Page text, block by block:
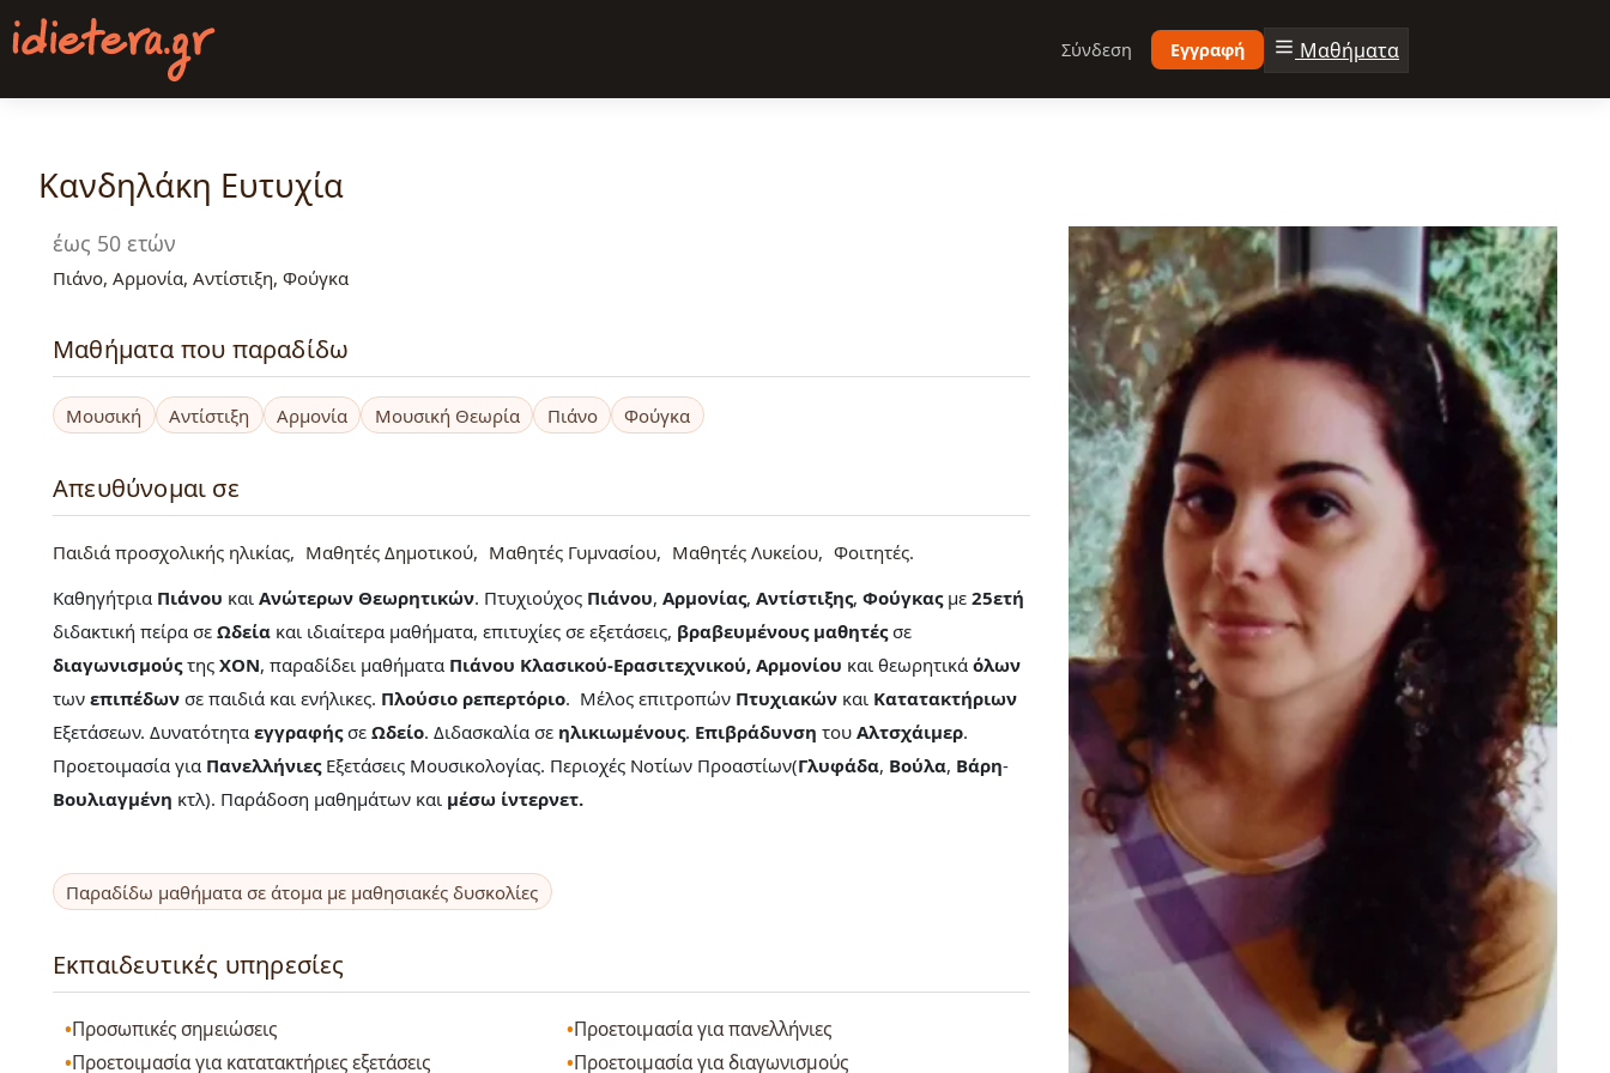
Παράκαμψη
προς
κυρίως
Σύνδεση Εγγραφή Μαθήματα
Κανδηλάκη Ευτυχία
έως 50 ετών
Πιάνο, Αρμονία, Αντίστιξη, Φούγκα
Μαθήματα που παραδίδω
Μουσική Αντίστιξη Αρμονία Μουσική Θεωρία Πιάνο Φούγκα
Απευθύνομαι σε
Παιδιά προσχολικής ηλικίας Μαθητές Δημοτικού Μαθητές Γυμνασίου Μαθητές Λυκείου
Φοιτητές
Καθηγήτρια Πιάνου και Ανώτερων Θεωρητικών. Πτυχιούχος Πιάνου, Αρμονίας, Αντίστιξης, Φούγκας με 25ετή
διδακτική πείρα σε Ωδεία και ιδιαίτερα μαθήματα, επιτυχίες σε εξετάσεις, βραβευμένους μαθητέςσε
διαγωνισμούςτης ΧΟΝ, παραδίδει μαθήματα Πιάνου Κλασικού-Ερασιτεχνικού, Αρμονίου και θεωρητικά όλων
των επιπέδων σε παιδιά και ενήλικες. Πλούσιο ρεπερτόριο. Μέλος επιτροπών Πτυχιακών και Κατατακτήριων
Εξετάσεων. Δυνατότητα εγγραφήςσε Ωδείο. Διδασκαλία σε ηλικιωμένους. Επιβράδυνση του Αλτσχάιμερ.
Προετοιμασία για Πανελλήνιες Εξετάσεις Μουσικολογίας. Περιοχές Νοτίων Προαστίων(Γλυφάδα, Βούλα, Βάρη-
Βουλιαγμένη κτλ). Παράδοση μαθημάτων και μέσω ίντερνετ.
Παραδίδω μαθήματα σε άτομα με μαθησιακές δυσκολίες
Εκπαιδευτικές υπηρεσίες
Προσωπικές σημειώσεις
Προετοιμασία για πανελλήνιες
Προετοιμασία για κατατακτήριες εξετάσεις
Προετοιμασία για διαγωνισμούς